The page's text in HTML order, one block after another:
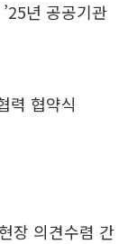
년 공공기관
력 협약식
장 의견수렴 간